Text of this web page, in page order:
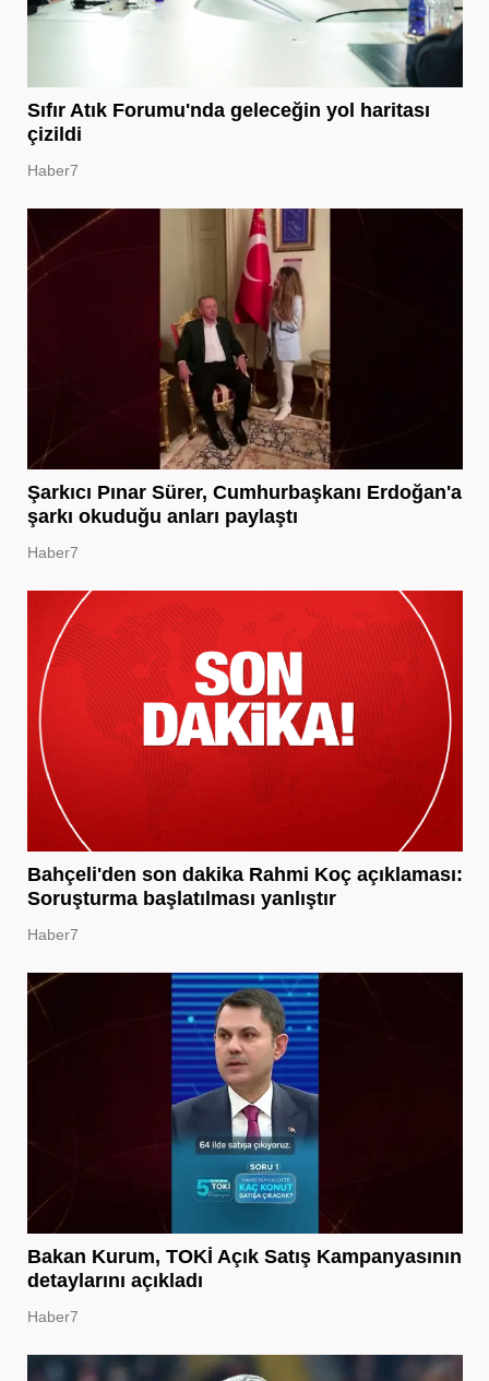
Sıfır Atık Forumu'nda geleceğin yol haritası
çizildi
Haber7
Şarkıcı Pınar Sürer, Cumhurbaşkanı Erdoğan'a
şarkı okuduğu anları paylaştı
Haber7
Bahçeli'den son dakika Rahmi Koç açıklaması:
Soruşturma başlatılması yanlıştır
Haber7
Bakan Kurum, TOKİ Açık Satış Kampanyasının
detaylarını açıkladı
Haber7